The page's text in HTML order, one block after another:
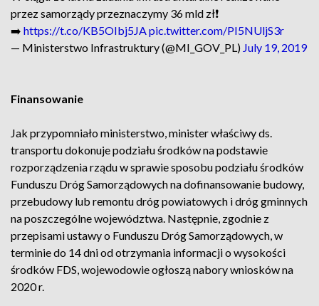
przez samorządy przeznaczymy 36 mld zł❗️
➡️ https://t.co/KB5OIbj5JApic.twitter.com/PI5NUljS3r
— Ministerstwo Infrastruktury (@MI_GOV_PL) July 19, 2019
Finansowanie
Jak przypomniało ministerstwo, minister właściwy ds.
transportu dokonuje podziału środków na podstawie
rozporządzenia rządu w sprawie sposobu podziału środków
Funduszu Dróg Samorządowych na dofinansowanie budowy,
przebudowy lub remontu dróg powiatowych i dróg gminnych
na poszczególne województwa. Następnie, zgodnie z
przepisami ustawy o Funduszu Dróg Samorządowych, w
terminie do 14 dni od otrzymania informacji o wysokości
środków FDS, wojewodowie ogłoszą nabory wniosków na
2020 r.